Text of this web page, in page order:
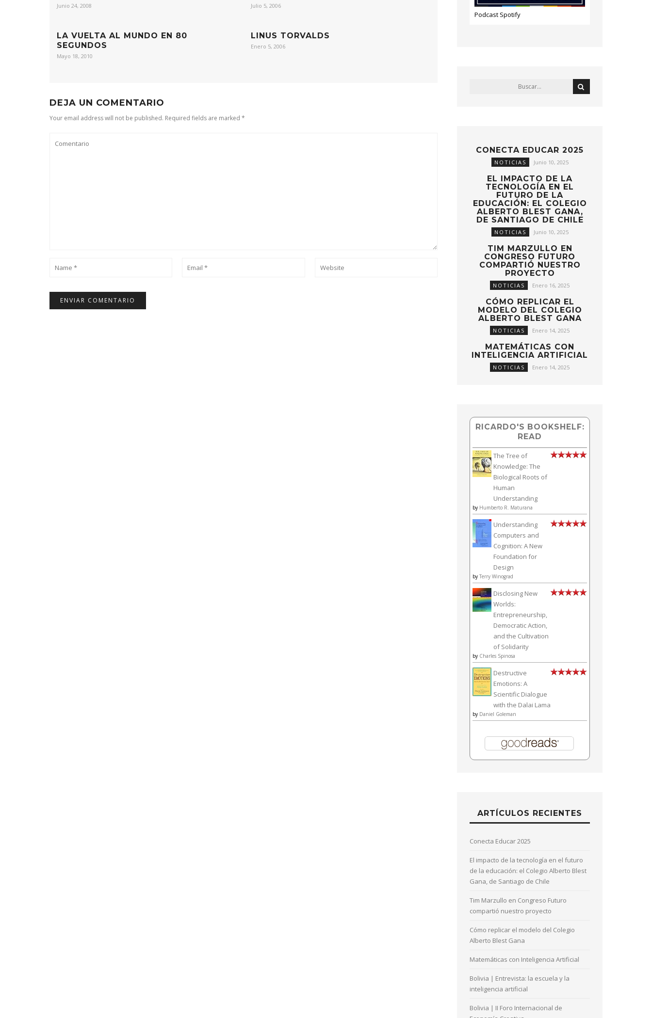
Junio 24, 2008 Julio 5, 2006
LA VUELTA AL MUNDO EN 80
SEGUNDOS
Mayo 18, 2010
LINUS TORVALDS
Enero 5, 2006
DEJA UN COMENTARIO
Your email address will not be published. Required fields are marked *
Podcast Spotify
CONECTA EDUCAR 2025
NOTICIAS Junio 10, 2025
EL IMPACTO DE LA
TECNOLOGÍA EN EL
FUTURO DE LA
EDUCACIÓN: EL COLEGIO
ALBERTO BLEST GANA,
DE SANTIAGO DE CHILE
NOTICIAS Junio 10, 2025
TIM MARZULLO EN
CONGRESO FUTURO
COMPARTIÓ NUESTRO
PROYECTO
NOTICIAS Enero 16, 2025
CÓMO REPLICAR EL
MODELO DEL COLEGIO
ALBERTO BLEST GANA
NOTICIAS Enero 14, 2025
MATEMÁTICAS CON
INTELIGENCIA ARTIFICIAL
NOTICIAS Enero 14, 2025
RICARDO'S BOOKSHELF:
READ
The Tree of
Knowledge: The
Biological Roots of
Human
Understanding
by Humberto R. Maturana
Understanding
Computers and
Cognition: A New
Foundation for
Design
by Terry Winograd
Disclosing New
Worlds:
Entrepreneurship,
Democratic Action,
and the Cultivation
of Solidarity
by Charles Spinosa
Destructive
Emotions: A
Scientific Dialogue
with the Dalai Lama
by Daniel Goleman
ARTÍCULOS RECIENTES
Conecta Educar 2025
El impacto de la tecnología en el futuro
de la educación: el Colegio Alberto Blest
Gana, de Santiago de Chile
Tim Marzullo en Congreso Futuro
compartió nuestro proyecto
Cómo replicar el modelo del Colegio
Alberto Blest Gana
Matemáticas con Inteligencia Artificial
Bolivia | Entrevista: la escuela y la
inteligencia artificial
Bolivia | II Foro Internacional de